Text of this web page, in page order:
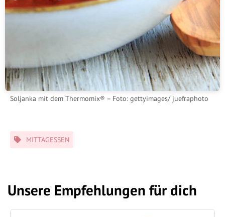
Soljanka mit dem Thermomix® – Foto: gettyimages/ juefraphoto
Schlagwörter
MITTAGESSEN
Unsere Empfehlungen für dich